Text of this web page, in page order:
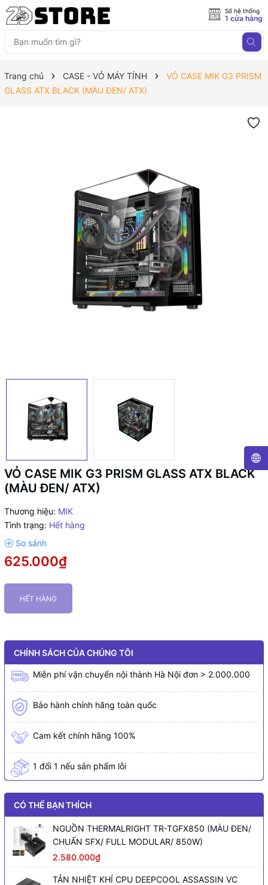
Số hệ thống
1 cửa hàng
Trang chủ CASE - VỎ MÁY TÍNH
VỎ CASE MIK G3 PRISM
GLASS ATX BLACK (MÀU ĐEN/ ATX)
VỎ CASE MIK G3 PRISM GLASS ATX BLACK
(MÀU ĐEN/ ATX)
Thương hiệu: MIK
Tình trạng: Hết hàng
625.000₫
HẾT HÀNG
CHÍNH SÁCH CỦA CHÚNG TÔI
Miễn phí vận chuyển nội thành Hà Nội đơn > 2.000.000
Bảo hành chính hãng toàn quốc
Cam kết chính hãng 100%
1 đổi 1 nếu sản phẩm lỗi
CÓ THỂ BẠN THÍCH
NGUỒN THERMALRIGHT TR-TGFX850 (MÀU ĐEN/
CHUẨN SFX/ FULL MODULAR/ 850W)
2.580.000₫
TẢN NHIỆT KHÍ CPU DEEPCOOL ASSASSIN VC